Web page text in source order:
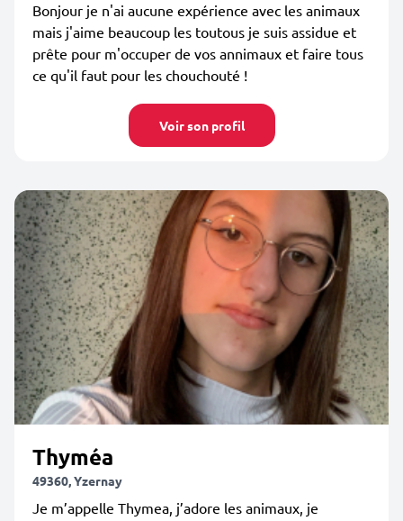
Bonjour je n'ai aucune expérience avec les animaux
mais j'aime beaucoup les toutous je suis assidue et
prête pour m'occuper de vos annimaux et faire tous
ce qu'il faut pour les chouchouté !
Voir son profil
Thyméa
49360, Yzernay
Je m’appelle Thymea, j’adore les animaux, je